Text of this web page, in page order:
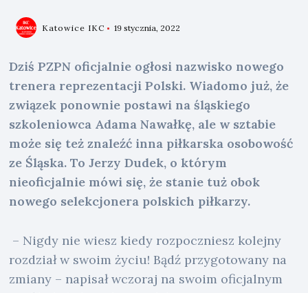
Katowice IKC 19 stycznia, 2022
Dziś PZPN oficjalnie ogłosi nazwisko nowego
trenera reprezentacji Polski. Wiadomo już, że
związek ponownie postawi na śląskiego
szkoleniowca Adama Nawałkę, ale w sztabie
może się też znaleźć inna piłkarska osobowość
ze Śląska. To Jerzy Dudek, o którym
nieoficjalnie mówi się, że stanie tuż obok
nowego selekcjonera polskich piłkarzy.
– Nigdy nie wiesz kiedy rozpoczniesz kolejny
rozdział w swoim życiu! Bądź przygotowany na
zmiany – napisał wczoraj na swoim oficjalnym